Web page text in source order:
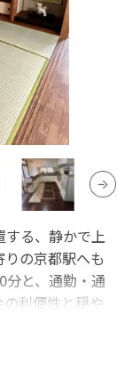
る、静かで上
の京都駅へも
分と、通勤・通
利便性と穏や
にぴったりの